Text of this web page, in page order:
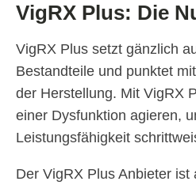
VigRX Plus: Die
VigRX Plus setzt gänzlich
Bestandteile und punktet
der Herstellung. Mit VigRX
einer Dysfunktion agieren,
Leistungsfähigkeit
Der VigRX Plus Anbieter